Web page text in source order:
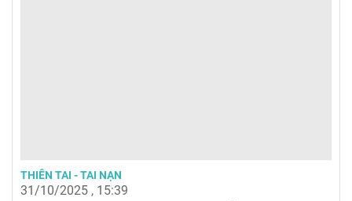
THIÊN TAI - TAI NẠN
31/10/2025 , 15:39